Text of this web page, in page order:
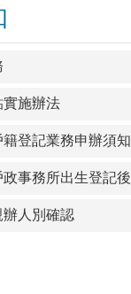
實施辦法
登記業務申辦須知
人別確認